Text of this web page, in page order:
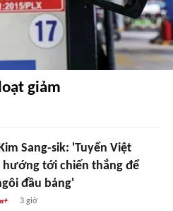
giảm
Sang-sik: 'Tuyển Việt
hướng tới chiến thắng để
đầu bảng'
3 giờ